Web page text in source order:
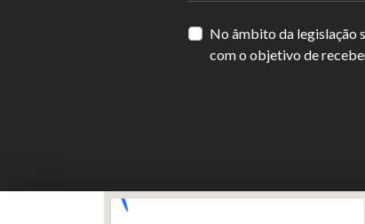
No âmbito da legislação
com o objetivo de